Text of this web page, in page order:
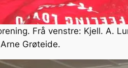
Frå venstre: Kjell. A.
Grøteide.